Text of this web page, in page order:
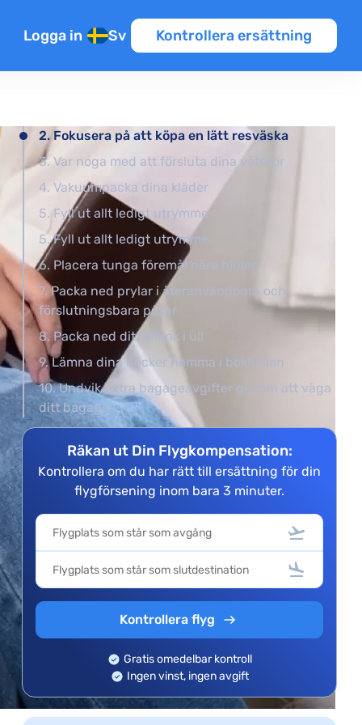
Logga in Sv Kontrollera ersättning
2. Fokusera på att köpa en lätt resväska
3. Var noga med att försluta dina vätskor
4. Vakuumpacka dina kläder
5. Fyll ut allt ledigt utrymme
5. Fyll ut allt ledigt utrymme
6. Placera tunga föremål nära hjulen
7. Packa ned prylar i återanvändbara och
förslutningsbara påsar
8. Packa ned ditt smink i ull
9. Lämna dina böcker hemma i bokhyllan
10. Undvik extra bagageavgifter genom att väga
ditt bagage
Räkan ut Din Flygkompensation:
Kontrollera om du har rätt till ersättning för din
flygförsening inom bara 3 minuter.
Kontrollera flyg
Gratis omedelbar kontroll
Ingen vinst, ingen avgift